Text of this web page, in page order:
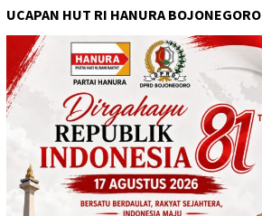
UCAPAN HUT RI HANURA BOJONEGORO